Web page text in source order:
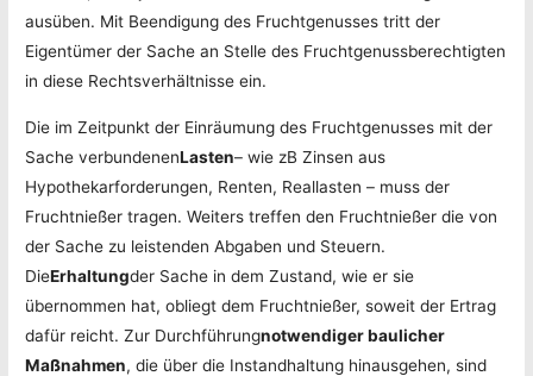
ausüben. Mit Beendigung des Fruchtgenusses tritt der
Eigentümer der Sache an Stelle des Fruchtgenussberechtigten
in diese Rechtsverhältnisse ein.
Die im Zeitpunkt der Einräumung des Fruchtgenusses mit der
Sache verbundenenLasten– wie zB Zinsen aus
Hypothekarforderungen, Renten, Reallasten – muss der
Fruchtnießer tragen. Weiters treffen den Fruchtnießer die von
der Sache zu leistenden Abgaben und Steuern.
DieErhaltungder Sache in dem Zustand, wie er sie
übernommen hat, obliegt dem Fruchtnießer, soweit der Ertrag
dafür reicht. Zur Durchführungnotwendiger baulicher
Maßnahmen, die über die Instandhaltung hinausgehen, sind